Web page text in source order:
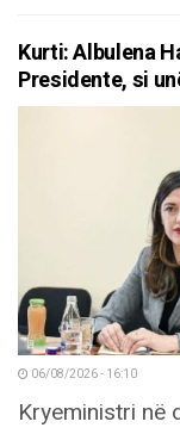
Kurti: Albulena
Presidente, si
06/08/2026 - 16:10
Kryeministri në